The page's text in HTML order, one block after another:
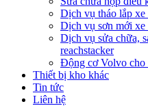
Dịch vụ tháo lắp xe
Dịch vụ sơn mới xe
Dịch vụ sửa chữa,
reachstacker
Động cơ Volvo cho
Thiết bị kho khác
Tin tức
Liên hệ